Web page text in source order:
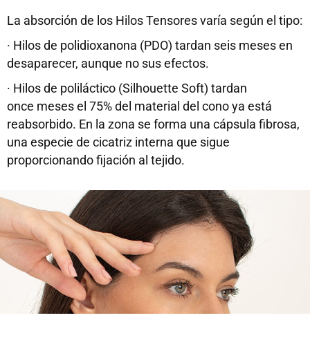
La absorción de los Hilos Tensores varía según el tipo:
· Hilos de polidioxanona (PDO) tardan seis meses en
desaparecer, aunque no sus efectos.
· Hilos de poliláctico (Silhouette Soft) tardan
once meses el 75% del material del cono ya está
reabsorbido. En la zona se forma una cápsula fibrosa,
una especie de cicatriz interna que sigue
proporcionando fijación al tejido.